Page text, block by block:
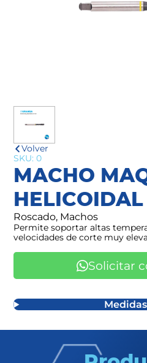
Volver
SKU: 0
MACHO
Roscado, Machos
Permite soportar altas
velocidades de corte muy
Solicitar
Medidas